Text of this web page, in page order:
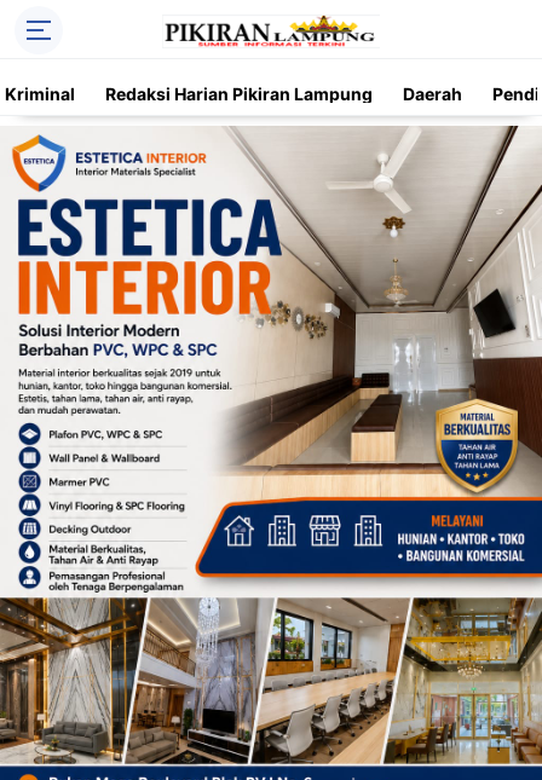
Kriminal Redaksi Harian Pikiran Lampung Daerah
Trending Kriminal Nasional